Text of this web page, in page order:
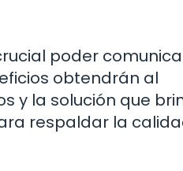
poder
obtendrán al
y la solución que
respaldar la